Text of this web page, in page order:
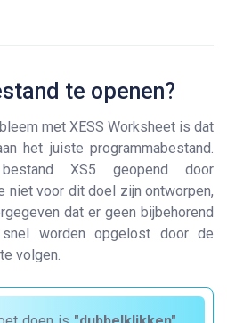
te openen?
met XESS Worksheet is dat
het juiste programmabestand.
XS5 geopend door
niet voor dit doel zijn ontworpen,
dat er geen bijbehorend
worden opgelost door de
volgen.